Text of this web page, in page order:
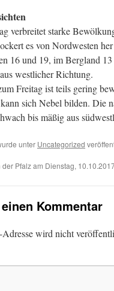
verbreitet starke
es von Nordwesten
16 und 19, im Bergland
westlicher Richtung.
Freitag ist teils gering
sich Nebel bilden. Die
bis mäßig aus
unter Uncategorized
der Pfalz am Dienstag,
Kommentar
wird nicht